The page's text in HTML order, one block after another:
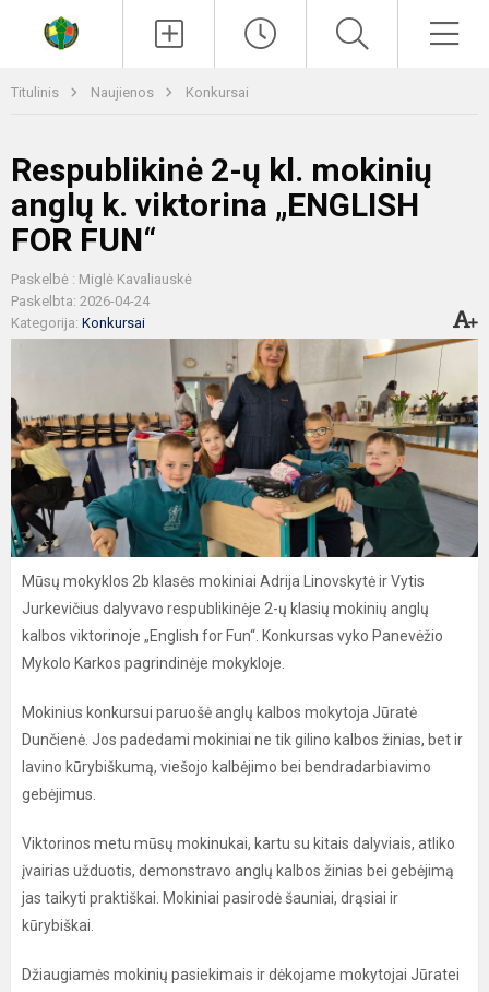
Titulinis Naujienos Konkursai
Respublikinė 2-ų kl. mokinių
anglų k. viktorina „ENGLISH
FOR FUN“
Paskelbė : Miglė Kavaliauskė
Paskelbta: 2026-04-24
Kategorija: Konkursai
Mūsų mokyklos 2b klasės mokiniai Adrija Linovskytė ir Vytis
Jurkevičius dalyvavo respublikinėje 2-ų klasių mokinių anglų
kalbos viktorinoje „English for Fun“. Konkursas vyko Panevėžio
Mykolo Karkos pagrindinėje mokykloje.
Mokinius konkursui paruošė anglų kalbos mokytoja Jūratė
Dunčienė. Jos padedami mokiniai ne tik gilino kalbos žinias, bet ir
lavino kūrybiškumą, viešojo kalbėjimo bei bendradarbiavimo
gebėjimus.
Viktorinos metu mūsų mokinukai, kartu su kitais dalyviais, atliko
įvairias užduotis, demonstravo anglų kalbos žinias bei gebėjimą
jas taikyti praktiškai. Mokiniai pasirodė šauniai, drąsiai ir
kūrybiškai.
Džiaugiamės mokinių pasiekimais ir dėkojame mokytojai Jūratei